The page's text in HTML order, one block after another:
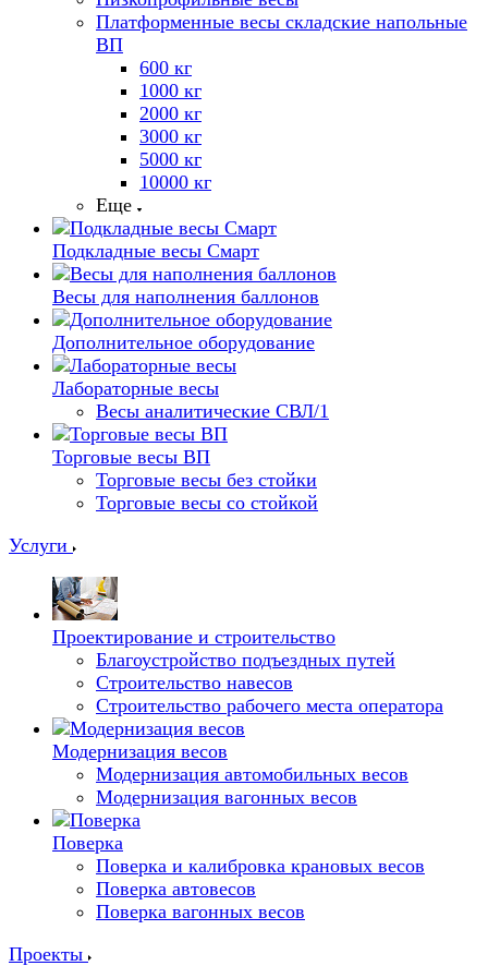
Платформенные весы складские напольные
ВП
600 кг
1000 кг
2000 кг
3000 кг
5000 кг
10000 кг
Еще
Подкладные весы Смарт
Весы для наполнения баллонов
Дополнительное оборудование
Лабораторные весы
Весы аналитические СВЛ/1
Торговые весы ВП
Торговые весы без стойки
Торговые весы со стойкой
Услуги
Проектирование и строительство
Благоустройство подъездных путей
Строительство навесов
Строительство рабочего места оператора
Модернизация весов
Модернизация автомобильных весов
Модернизация вагонных весов
Поверка
Поверка и калибровка крановых весов
Поверка автовесов
Поверка вагонных весов
Проекты